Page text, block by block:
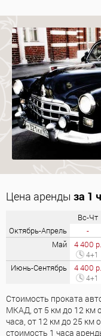
Цена аренды за 1
Вс-Чт
Октябрь-Апрель
-
Май
4 400 р.
4+1
Июнь-Сентябрь 4 400 р.
4+1
Стоимость проката
МКАД, от 5 км до 12 км
часа, от 12 км до 25 км
стоимость 1 часа